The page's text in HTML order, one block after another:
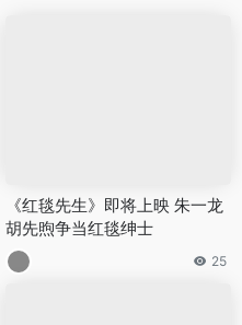
《红毯先生》即将上映 朱一龙
胡先煦争当红毯绅士
25